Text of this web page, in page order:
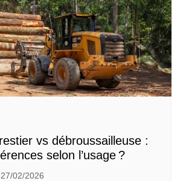
vs débroussailleuse :
selon l’usage ?
27/02/2026